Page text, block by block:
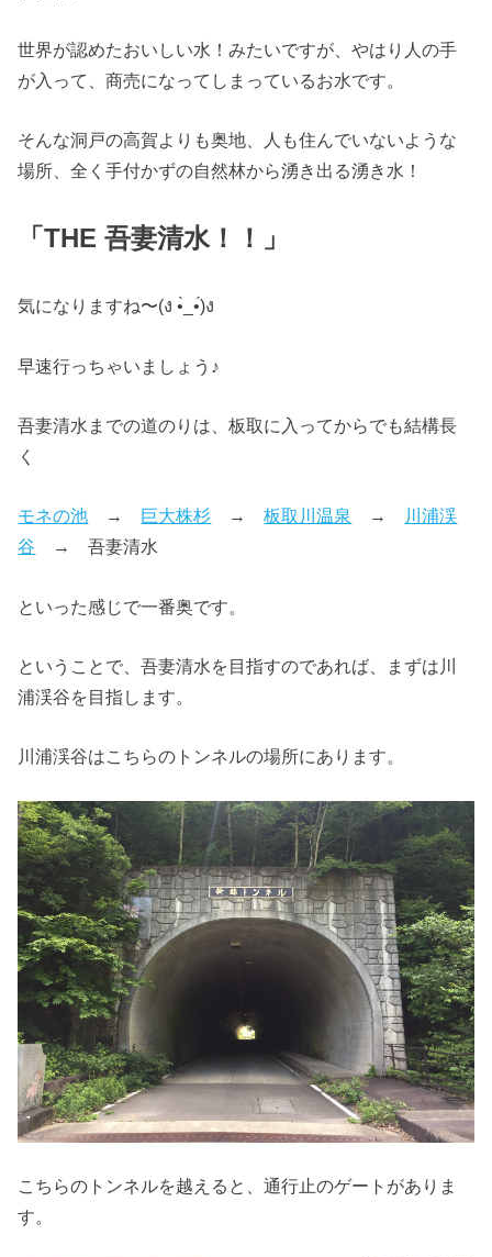
世界が認めたおいしい水！みたいですが、やはり人の手
が入って、商売になってしまっているお水です。
そんな洞戸の高賀よりも奥地、人も住んでいないような
場所、全く手付かずの自然林から湧き出る湧き水！
「THE 吾妻清水！！」
気になりますね〜(ง •̀_•́)ง
早速行っちゃいましょう♪
吾妻清水までの道のりは、板取に入ってからでも結構長
く
モネの池 → 巨大株杉 →板取川温泉 →
川浦渓
谷 → 吾妻清水
といった感じで一番奥です。
ということで、吾妻清水を目指すのであれば、まずは川
浦渓谷を目指します。
川浦渓谷はこちらのトンネルの場所にあります。
こちらのトンネルを越えると、通行止のゲートがありま
す。